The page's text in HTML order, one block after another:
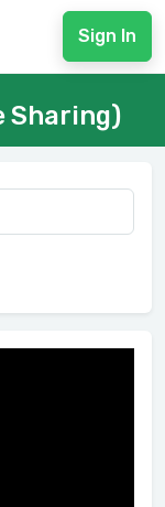
Sign In
Sharing)